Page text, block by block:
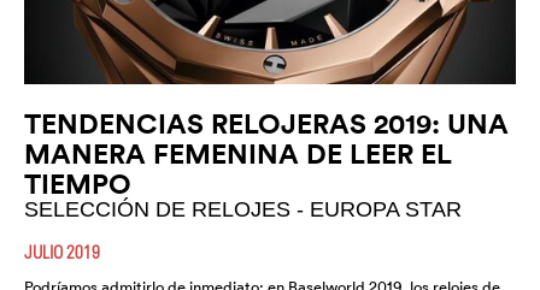
TENDENCIAS RELOJERAS 2019: UNA
MANERA FEMENINA DE LEER EL
TIEMPO
SELECCIÓN DE RELOJES - EUROPA STAR
JULIO 2019